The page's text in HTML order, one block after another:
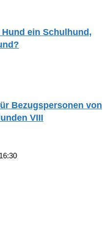
ein Schulhund,
Bezugspersonen von
VIII